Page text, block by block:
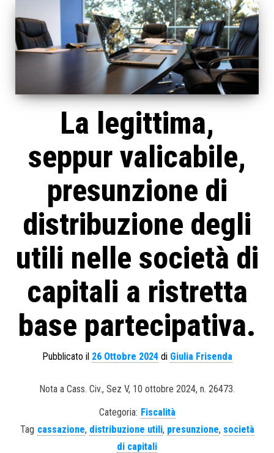
La legittima,
seppur valicabile,
presunzione di
distribuzione degli
utili nelle società di
capitali a ristretta
base partecipativa.
Pubblicato il 26 Ottobre 2024di Giulia Frisenda
Nota a Cass. Civ., Sez V, 10 ottobre 2024, n. 26473.
Categoria: Fiscalità
Tag cassazione, distribuzione utili, presunzione, società
di capitali